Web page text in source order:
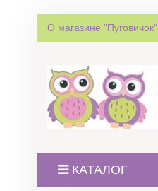
О магазине "Пуговичок"
КАТАЛОГ